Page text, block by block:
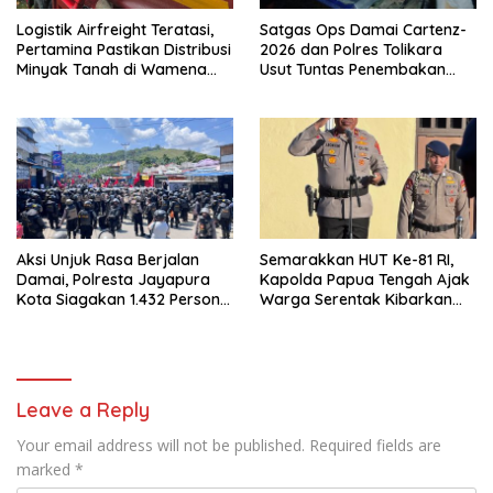
Logistik Airfreight Teratasi,
Pertamina Pastikan Distribusi
Minyak Tanah di Wamena
Satgas Ops Damai Cartenz-
2026 dan Polres Tolikara
Usut Tuntas Penembakan
Aksi Unjuk Rasa Berjalan
Damai, Polresta Jayapura
Kota Siagakan 1.432 Personel
Semarakkan HUT Ke-81 RI,
Kapolda Papua Tengah Ajak
Warga Serentak Kibarkan
Leave a Reply
Your email address will not be published. Required fields are
marked *